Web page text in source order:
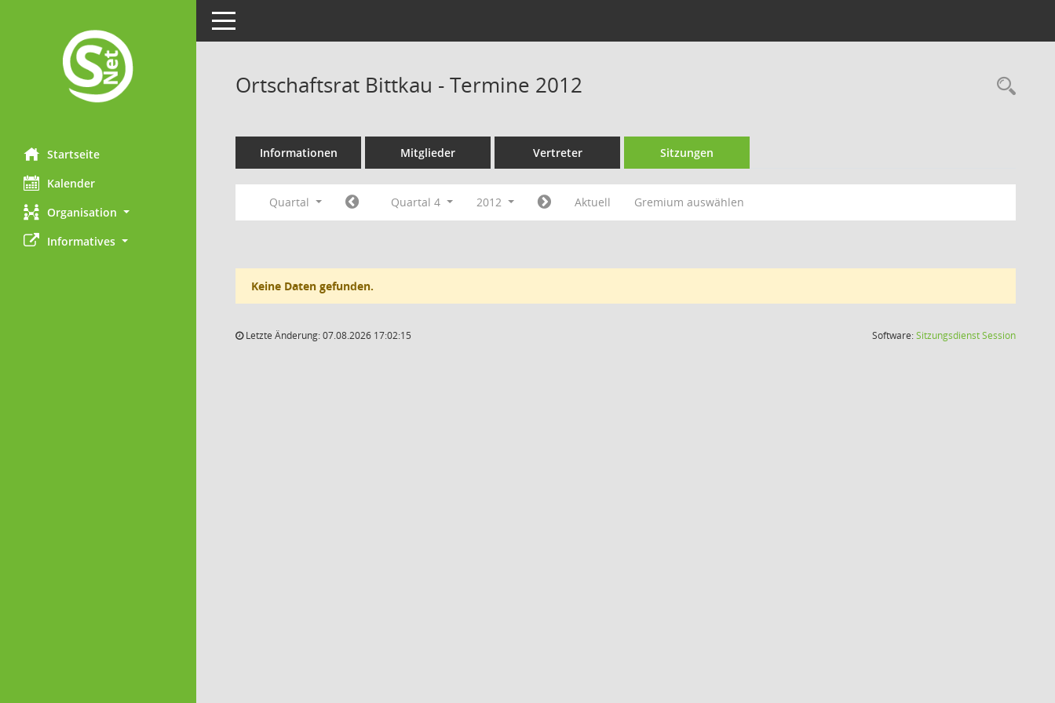
Startseite
Kalender
Organisation
Informatives
Toggle navigation
Ortschaftsrat Bittkau - Termine 2012
Informationen Mitglieder Vertreter Sitzungen
Quartal Quartal 4 2012 Aktuell Gremium auswählen
Keine Daten gefunden.
Letzte Änderung: 07.08.2026 17:02:15 Software:SitzungsdienstSession(Wird in